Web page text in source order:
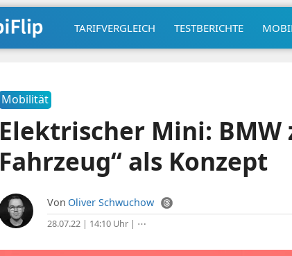
TARIFVERGLEICH TESTBERICHTE
Mobilität
Elektrischer Mini:
Fahrzeug“ als Konzept
Von Oliver Schwuchow
28.07.22 | 14:10 Uhr| ⋯